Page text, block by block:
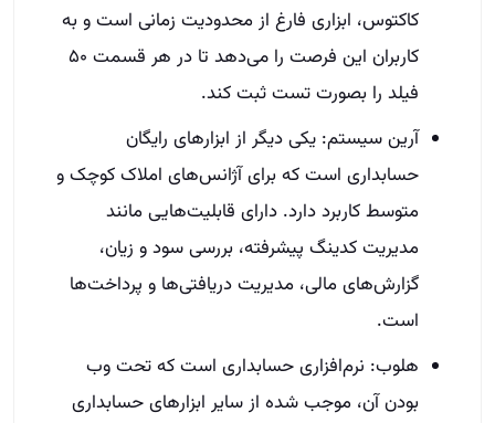
کاکتوس، ابزاری فارغ از محدودیت زمانی است و به
کاربران این فرصت را می‌دهد تا در هر قسمت ۵۰
فیلد را بصورت تست ثبت کند.
آرین سیستم: یکی دیگر از ابزارهای رایگان
حسابداری است که برای آژانس‌های املاک کوچک و
متوسط کاربرد دارد. دارای قابلیت‌هایی مانند
مدیریت کدینگ پیشرفته،‌ بررسی سود و زیان،
گزارش‌های مالی، مدیریت دریافتی‌ها و پرداخت‌ها
است.
هلوب: نرم‌افزاری حسابداری است که تحت وب
بودن آن، موجب شده از سایر ابزارهای حسابداری